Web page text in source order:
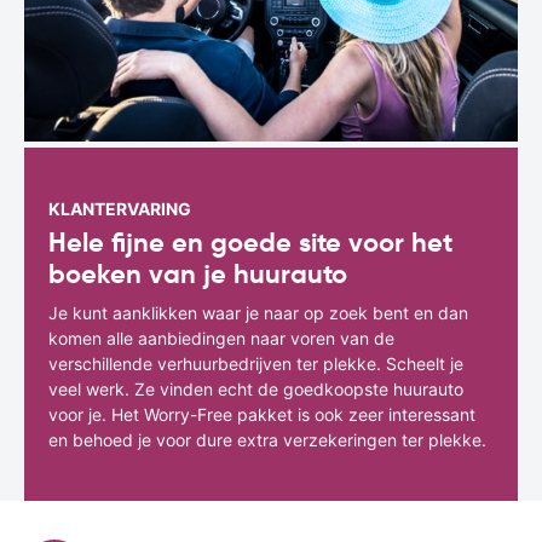
KLANTERVARING
Hele fijne en goede site voor het
boeken van je huurauto
Je kunt aanklikken waar je naar op zoek bent en dan
komen alle aanbiedingen naar voren van de
verschillende verhuurbedrijven ter plekke. Scheelt je
veel werk. Ze vinden echt de goedkoopste huurauto
voor je. Het Worry-Free pakket is ook zeer interessant
en behoed je voor dure extra verzekeringen ter plekke.